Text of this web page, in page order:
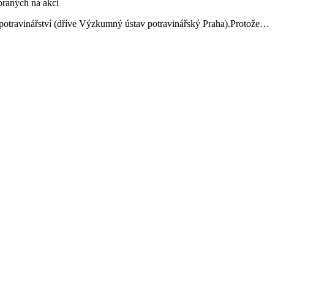
(dříve Výzkumný ústav potravinářský Praha).Protože…